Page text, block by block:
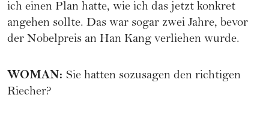
ich einen Plan hatte, wie ich das jetzt konkret
angehen sollte. Das war sogar zwei Jahre, bevor
der Nobelpreis an Han Kang verliehen wurde.
WOMAN: Sie hatten sozusagen den richtigen
Riecher?